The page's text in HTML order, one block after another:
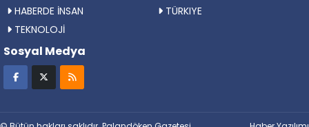
HABERDE İNSAN
TÜRKIYE
TEKNOLOJİ
Sosyal Medya